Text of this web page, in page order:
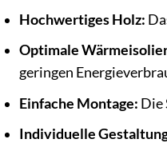
Hochwertiges Holz:
Optimale
geringen
Einfache Montage: Die
Individuelle